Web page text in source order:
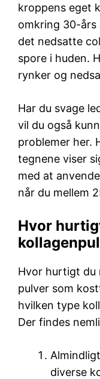
kroppens eget
omkring 30-års
det nedsatte
spore i huden.
rynker og
Har du svage
vil du også
problemer her.
tegnene viser
med at
når du mellem
Hvor
Hvor hurtigt
pulver som
hvilken type
Der findes
diverse